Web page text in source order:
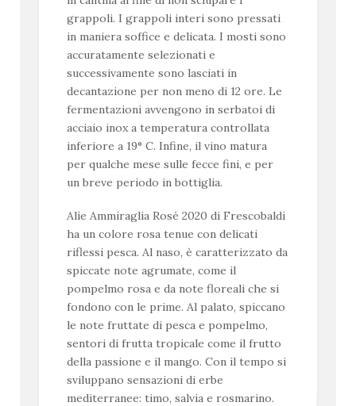
grappoli. I grappoli interi sono pressati
in maniera soffice e delicata. I mosti sono
accuratamente selezionati e
successivamente sono lasciati in
decantazione per non meno di 12 ore. Le
fermentazioni avvengono in serbatoi di
acciaio inox a temperatura controllata
inferiore a 19° C. Infine, il vino matura
per qualche mese sulle fecce fini, e per
un breve periodo in bottiglia.
Alìe Ammiraglia Rosé 2020 di Frescobaldi
ha un colore rosa tenue con delicati
riflessi pesca. Al naso, è caratterizzato da
spiccate note agrumate, come il
pompelmo rosa e da note floreali che si
fondono con le prime. Al palato, spiccano
le note fruttate di pesca e pompelmo,
sentori di frutta tropicale come il frutto
della passione e il mango. Con il tempo si
sviluppano sensazioni di erbe
mediterranee: timo, salvia e rosmarino.